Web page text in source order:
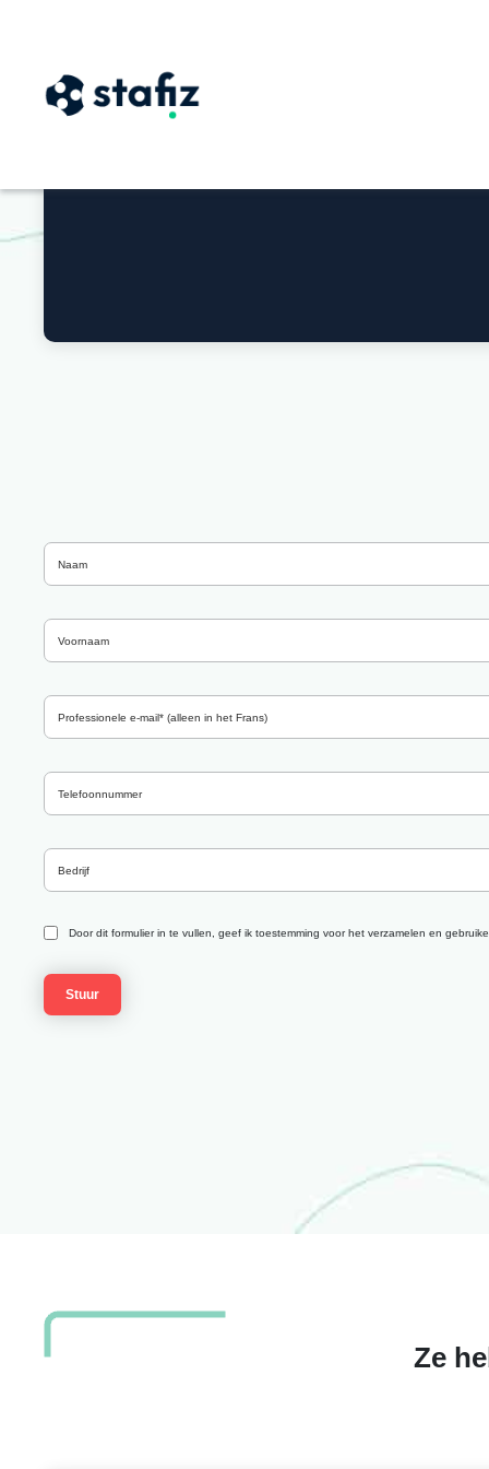
Door dit formulier in te vullen, geef ik toestemming voor het verzamelen en
Ze